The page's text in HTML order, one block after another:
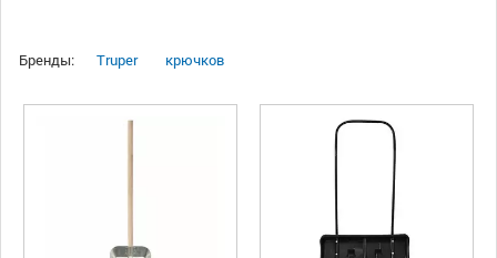
Бренды: Тruper крючков